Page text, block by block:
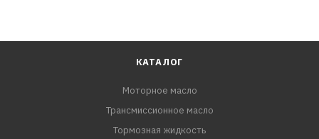
КАТАЛОГ
Моторное масло
Трансмиссионное масло
Тормозная жидкость